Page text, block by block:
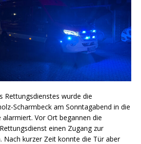
Rettungsdienstes wurde die
Scharmbeck am Sonntagabend in die
Vor Ort begannen die
einen Zugang zur
Nach kurzer Zeit konnte die Tür aber